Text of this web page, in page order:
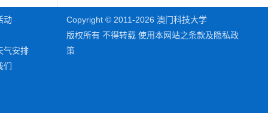
动
气安排
们
Copyright © 2011-2026 澳门科技大学
版权所有 不得转载 使用本网站之条款及隐私政
策